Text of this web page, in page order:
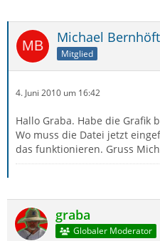
Michael Bernhöft
Mitglied
4. Juni 2010 um 16:42
Hallo Graba. Habe die Grafik
Wo muss die Datei jetzt
das funktionieren. Gruss
graba
Globaler Moderator